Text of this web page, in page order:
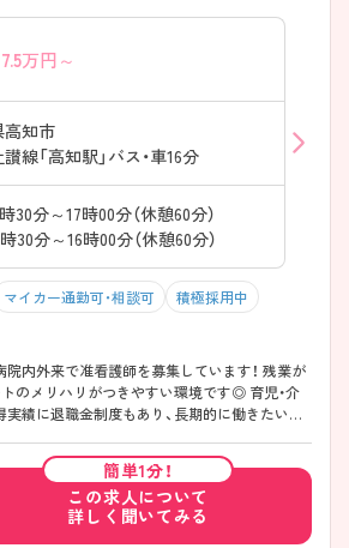
万円～
知市
線「高知駅」バス・車16分
時30分～17時00分（休憩60分）
時30分～16時00分（休憩60分）
マイカー通勤可・相談可 積極採用中
内外来で准看護師を募集しています！ 残業が
のメリハリがつきやすい環境です◎ 育児・介
績に退職金制度もあり、長期的に働きたい方
ください！
簡単1分！
この求人について
詳しく聞いてみる